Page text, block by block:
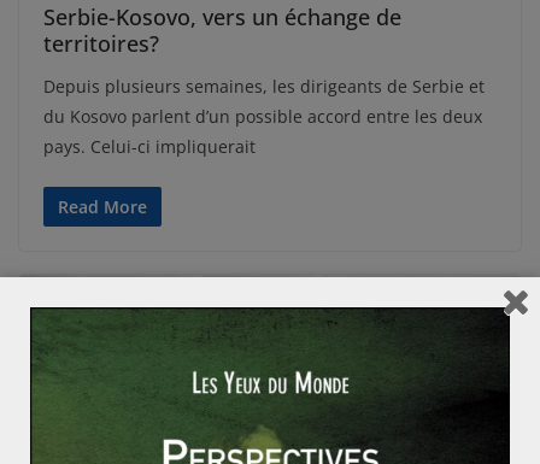
Serbie-Kosovo, vers un échange de
territoires?
Depuis plusieurs semaines, les dirigeants de Serbie et
du Kosovo parlent d’un possible accord entre les deux
pays. Celui-ci impliquerait
Read More